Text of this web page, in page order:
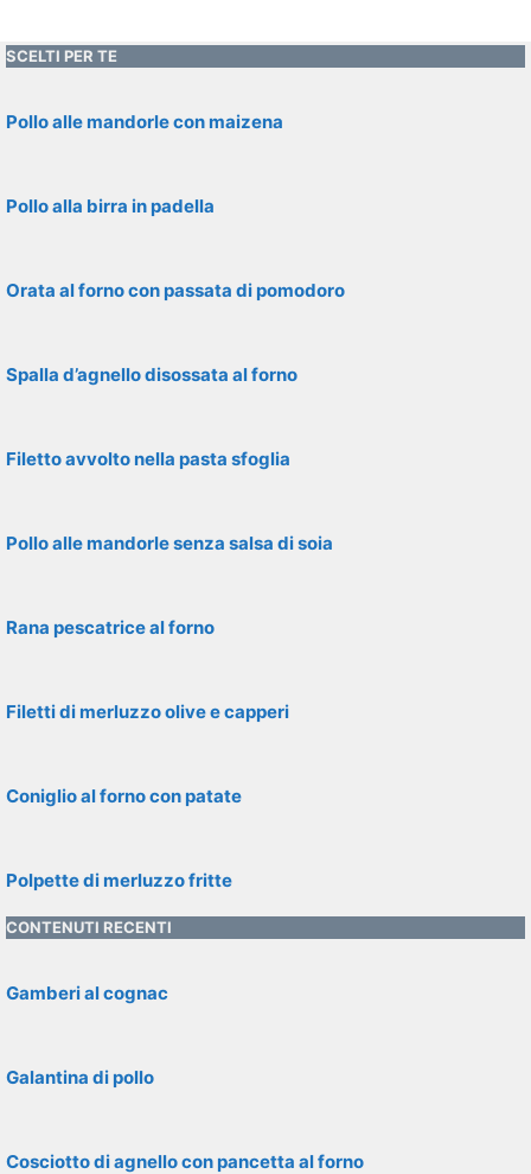
SCELTI PER TE
Pollo alle mandorle con maizena
Pollo alla birra in padella
Orata al forno con passata di pomodoro
Spalla d’agnello disossata al forno
Filetto avvolto nella pasta sfoglia
Pollo alle mandorle senza salsa di soia
Rana pescatrice al forno
Filetti di merluzzo olive e capperi
Coniglio al forno con patate
Polpette di merluzzo fritte
CONTENUTI RECENTI
Gamberi al cognac
Galantina di pollo
Cosciotto di agnello con pancetta al forno